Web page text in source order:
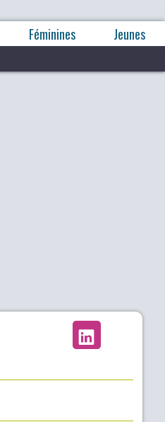
Féminines Jeunes